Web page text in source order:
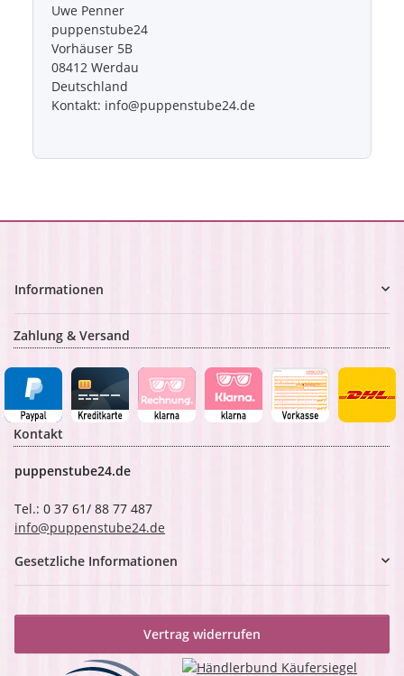
Uwe Penner
puppenstube24
Vorhäuser 5B
08412 Werdau
Deutschland
Kontakt: info@puppenstube24.de
Informationen
Zahlung & Versand
Kontakt
puppenstube24.de
Tel.: 0 37 61/ 88 77 487
info@puppenstube24.de
Gesetzliche Informationen
Vertrag widerrufen